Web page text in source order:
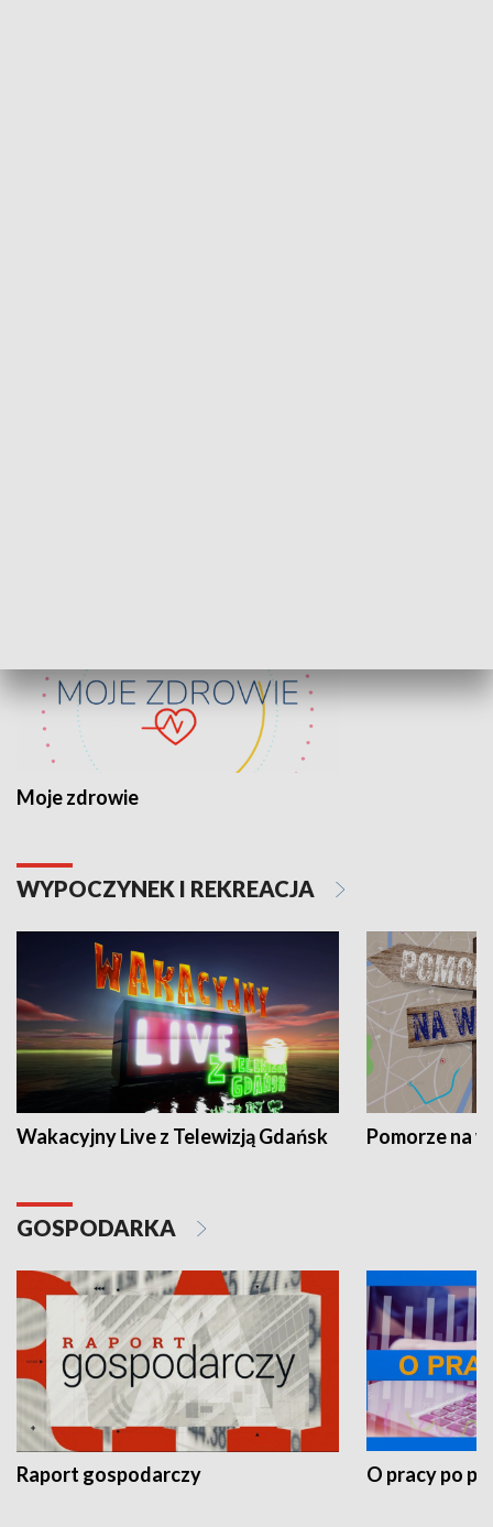
Moje zdrowie
WYPOCZYNEK I REKREACJA
Wakacyjny Live z Telewizją Gdańsk Pomorze na
GOSPODARKA
Raport gospodarczy O pracy po